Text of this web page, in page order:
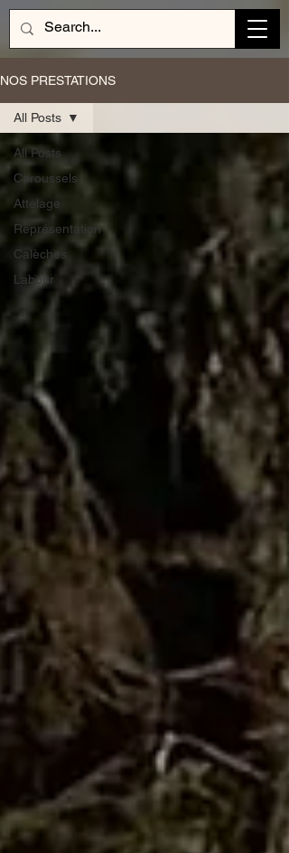
NOS PRESTATIONS
All Posts
Caroussels
Attelage
Représentation
Calèches
Labour
All Posts